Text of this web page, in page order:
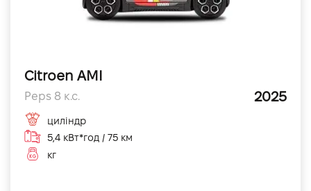
Citroen AMI
Peps 8 к.с. 2025
циліндр
5,4 кВт*год / 75 км
кг